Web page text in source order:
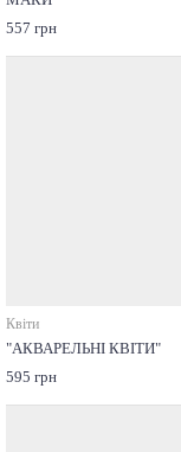
557 грн
Квіти
"АКВАРЕЛЬНІ КВІТИ"
595 грн